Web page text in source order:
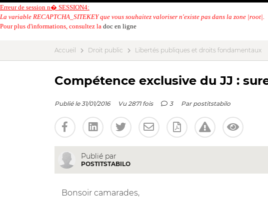
Erreur de session n� SESSION4:
La variable RECAPTCHA_SITEKEY que vous souhaitez valoriser n'existe pas dans la zone |root|.
Pour plus d'informations, consultez la doc en ligne
Accueil Droit public Libertés publiques et droits fondamentaux
Compétence exclusive du JJ :
Publié le 31/01/2016 Vu 2871 fois 3 Par postitstabilo
Publié par
POSTITSTABILO
Bonsoir camarades,